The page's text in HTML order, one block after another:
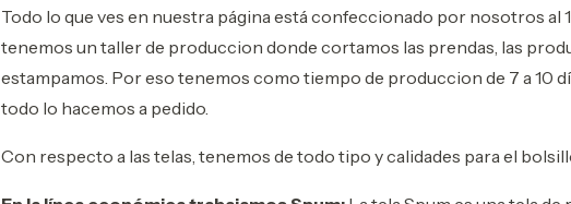
Todo lo que ves en nuestra página está confeccionado por nosotros al
tenemos un taller de produccion donde cortamos las prendas, las
estampamos. Por eso tenemos como tiempo de produccion de 7 a 10
todo lo hacemos a pedido.
Con respecto a las telas, tenemos de todo tipo y calidades para el